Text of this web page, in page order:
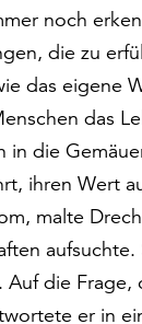
noch
die zu
das eigene
das
die
ihren Wert
malte
die
er in